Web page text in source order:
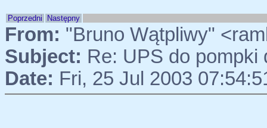
Poprzedni Następny
From: "Bruno Wątpliwy"
Subject: Re: UPS do pompki
Date: Fri, 25 Jul 2003